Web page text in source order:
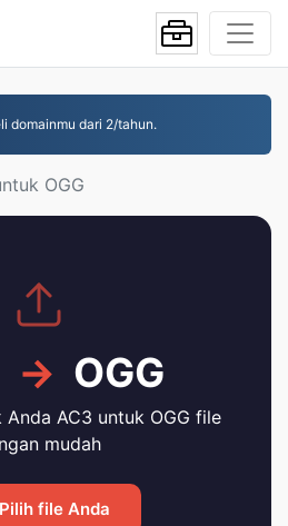
domainmu dari 2/tahun.
OGG
→ OGG
Anda AC3 untuk OGG file
mudah
Pilih file Anda